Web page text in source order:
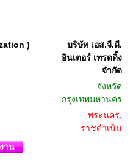
)
บริษัท เอส.จี.ดี.
อินเตอร์ เทรดดิ้ง
จำกัด
จังหวัด
กรุงเทพมหานคร
พระนคร,
ราชดำเนิน
าน